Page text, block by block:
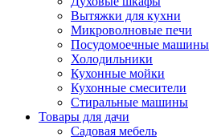
Вытяжки для кухни
Микроволновые печи
Посудомоечные машины
Холодильники
Кухонные мойки
Кухонные смесители
Стиральные машины
Товары для дачи
Садовая мебель